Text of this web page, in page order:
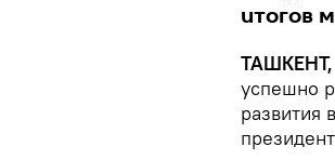
итогов
ТАШКЕНТ,
успешно
развития